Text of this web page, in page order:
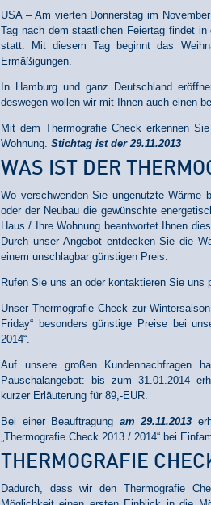
USA – Am vierten Donnerstag im
Tag nach dem staatlichen Feiertag findet in
statt. Mit diesem Tag beginnt das
Ermäßigungen.
In Hamburg und ganz Deutschland
deswegen wollen wir mit Ihnen auch einen
Mit dem Thermografie Check erkennen
Wohnung. Stichtag ist der 29.11.2013
WAS IST DER
Wo verschwenden Sie ungenutzte Wärme
oder der Neubau die gewünschte
Haus / Ihre Wohnung beantwortet Ihnen
Durch unser Angebot entdecken Sie die
einem unschlagbar günstigen Preis.
Rufen Sie uns an oder kontaktieren Sie uns
Unser Thermografie Check zur
Friday“ besonders günstige Preise bei
2014“.
Auf unsere großen Kundennachfragen
Pauschalangebot: bis zum 31.01.2014
kurzer Erläuterung für 89,-EUR.
Bei einer Beauftragung am 29.11.2013
„Thermografie Check 2013 / 2014“ bei
THERMOGRAFIE
Dadurch, dass wir den Thermografie